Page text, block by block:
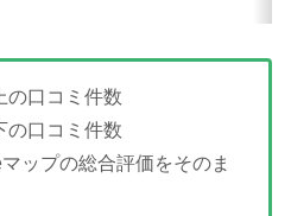
の口コミ件数
の口コミ件数
ップの総合評価をそのま